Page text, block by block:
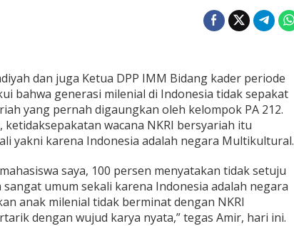
dan juga Ketua DPP IMM Bidang kader periode
bahwa generasi milenial di Indonesia tidak sepakat
yang pernah digaungkan oleh kelompok PA 212.
wacana NKRI bersyariah itu
yakni karena Indonesia adalah negara Multikultural.
saya, 100 persen menyatakan tidak setuju
umum sekali karena Indonesia adalah negara
anak milenial tidak berminat dengan NKRI
dengan wujud karya nyata,” tegas Amir, hari ini.